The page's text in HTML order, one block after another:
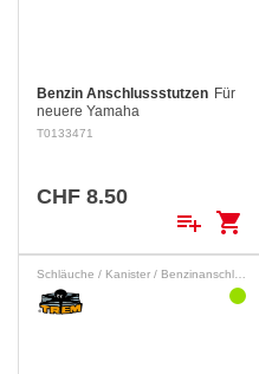
Benzin Anschlussstutzen Für
neuere Yamaha
Aussenbordmotoren (Buchse)
T0133471
CHF 8.50
playlist_add shopping_cart
Schläuche / Kanister / Benzinanschlüsse